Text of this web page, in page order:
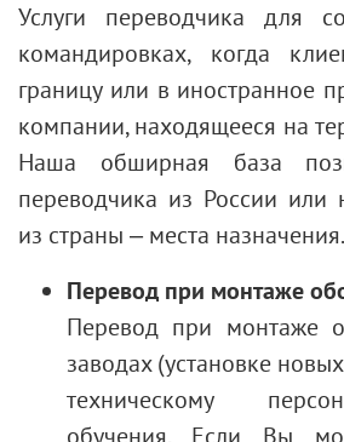
Услуги переводчика для
командировках, когда
границу или в иностранное
компании, находящееся на
Наша обширная база
переводчика из России или
из страны – места назначения.
Перевод при монтаже
Перевод при монтаже
заводах (установке
техническому